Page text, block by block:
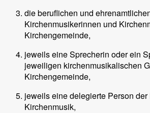
die beruflichen und
Kirchenmusikerinnen und
Kirchengemeinde,
jeweils eine Sprecherin oder ein
jeweiligen kirchenmusikalischen
Kirchengemeinde,
jeweils eine delegierte Person
Kirchenmusik,